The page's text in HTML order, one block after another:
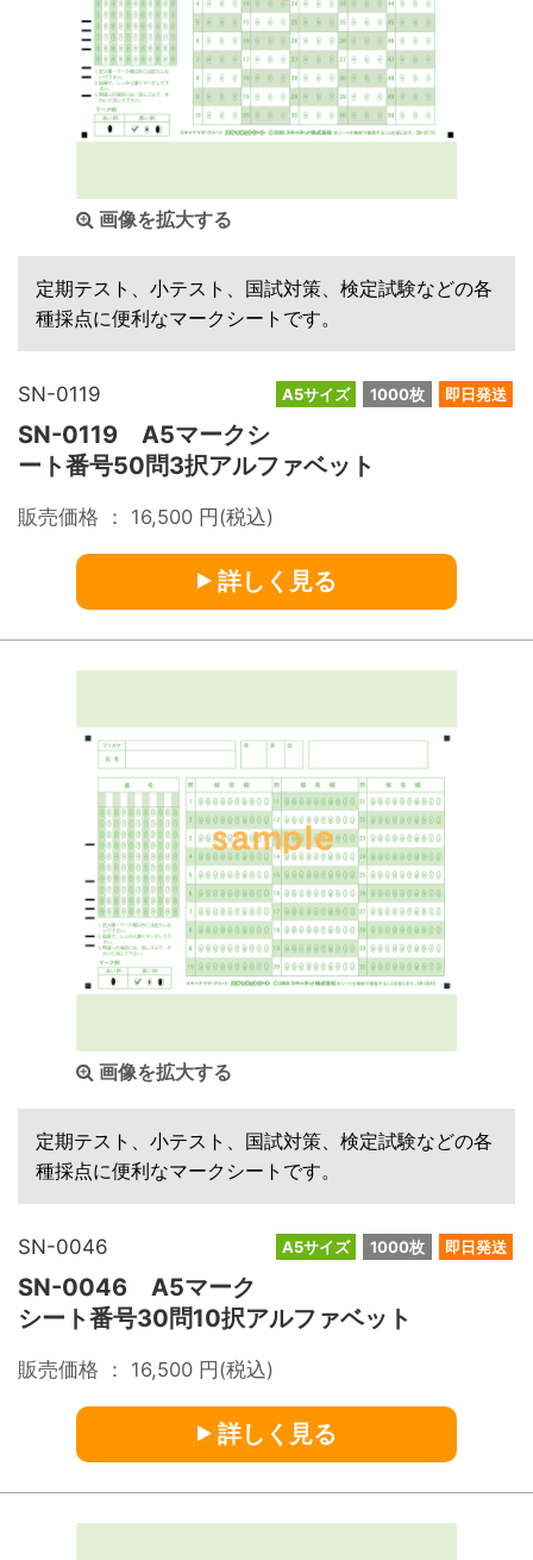
画像を拡大する
定期テスト、小テスト、国試対策、検定試験などの各
種採点に便利なマークシートです。
A5サイズ 1000枚 即日発送
SN-0119
SN-0119 A5マークシ
ート番号50問3択アルファベット
販売価格 ： 16,500 円(税込)
詳しく見る
画像を拡大する
定期テスト、小テスト、国試対策、検定試験などの各
種採点に便利なマークシートです。
A5サイズ 1000枚 即日発送
SN-0046
SN-0046 A5マーク
シート番号30問10択アルファベット
販売価格 ： 16,500 円(税込)
詳しく見る